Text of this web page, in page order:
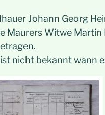
Johann Georg
Maurers Witwe
nicht bekannt wann